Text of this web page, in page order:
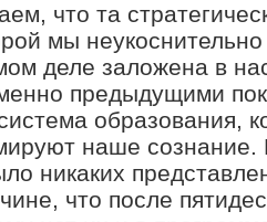
что та
мы
деле заложена в
предыдущими
образования,
наше
никаких
что после